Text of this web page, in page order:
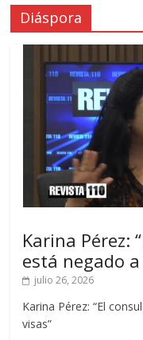
Diáspora
Karina Pérez:
está negado
julio 26, 2026
Karina Pérez: “El
visas”